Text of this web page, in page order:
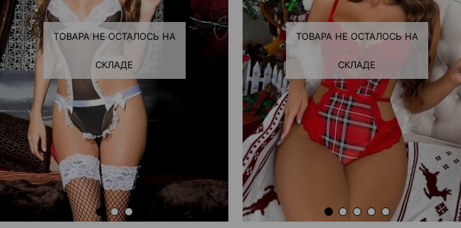
ТОВАРА НЕ ОСТАЛОСЬ НА
СКЛАДЕ
ТОВАРА НЕ ОСТАЛОСЬ НА
СКЛАДЕ